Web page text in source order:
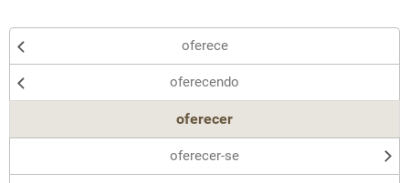
oferece
oferecendo
oferecer
oferecer-se